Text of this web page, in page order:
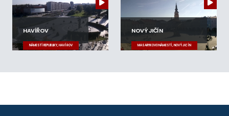
HAVÍŘOV
NÁMĚSTÍ REPUBLIKY, HAVÍŘOV
NOVÝ JIČÍN
MASARYKOVO NÁMĚSTÍ, NOVÝ JIČÍN